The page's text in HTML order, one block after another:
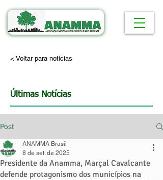
< Voltar para notícias
Últimas Notícias
Post
Presidente da Anamma, Marçal Cavalcante
defende protagonismo dos municípios na
ANAMMA Brasil
8 de set. de 2025